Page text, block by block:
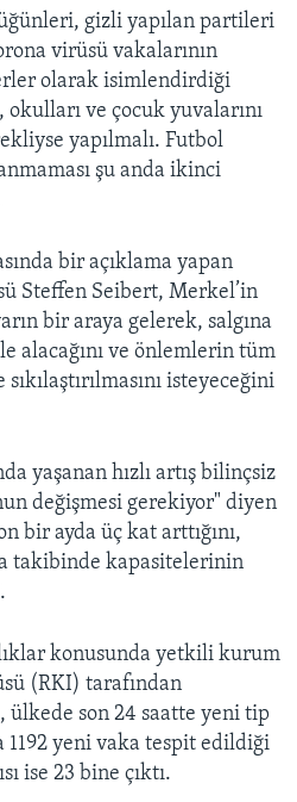
gizli yapılan partileri
virüsü vakalarının
olarak isimlendirdiği
ve çocuk yuvalarını
yapılmalı. Futbol
şu anda ikinci
bir açıklama yapan
Steffen Seibert, Merkel’in
bir araya gelerek, salgına
alacağını ve önlemlerin tüm
isteyeceğini
yaşanan hızlı artış bilinçsiz
değişmesi gerekiyor" diyen
bir ayda üç kat arttığını,
takibinde kapasitelerinin
konusunda yetkili kurum
(RKI) tarafından
ülkede son 24 saatte yeni tip
1192 yeni vaka tespit edildiği
ise 23 bine çıktı.